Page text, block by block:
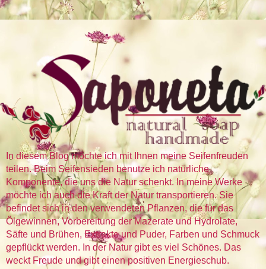
In diesem Blog möchte ich mit Ihnen meine Seifenfreuden
teilen. Beim Seifensieden benutze ich natürliche
Komponente, die uns die Natur schenkt. In meine Werke
möchte ich auch die Kraft der Natur transportieren. Sie
befindet sich in den verwendeten Pflanzen, die für das
Ölgewinnen, Vorbereitung der Mazerate und Hydrolate,
Säfte und Brühen, Extrakte und Puder, Farben und Schmuck
gepflückt werden. In der Natur gibt es viel Schönes. Das
weckt Freude und gibt einen positiven Energieschub.